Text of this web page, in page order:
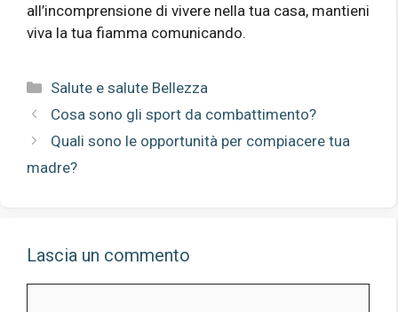
all’incomprensione di vivere nella tua casa, mantieni
viva la tua fiamma comunicando.
Categorie
Salute e salute Bellezza
Cosa sono gli sport da combattimento?
Quali sono le opportunità per compiacere tua
madre?
Lascia un commento